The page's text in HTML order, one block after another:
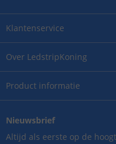
Over LedstripKoning
Product informatie
Klantenservice
Nieuwsbrief
Altijd als eerste op de